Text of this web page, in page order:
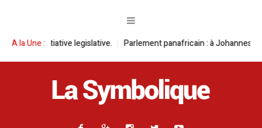
A la Une :
legislative. Parlement panafricain : à Johannesburg, Aimé Boji